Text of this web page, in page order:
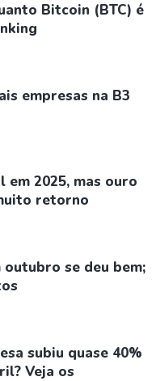
Bitcoin (BTC) é
empresas na B3
em 2025, mas ouro
retorno
se deu bem;
subiu quase 40%
Veja os